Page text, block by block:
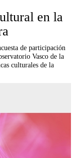
en la
de participación
Vasco de la
culturales de la